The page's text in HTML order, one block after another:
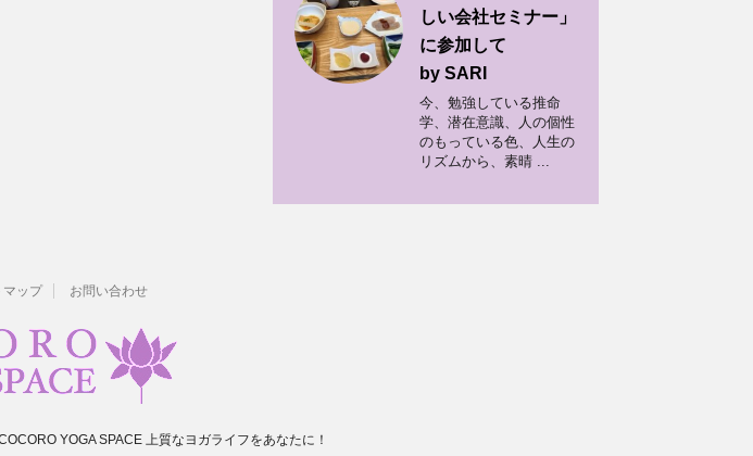
しい会社セミナー」
に参加して
by SARI
今、勉強している推命
学、潜在意識、人の個性
のもっている色、人生の
リズムから、素晴 ...
マップ お問い合わせ
YOGA SPACE 上質なヨガライフをあなたに！